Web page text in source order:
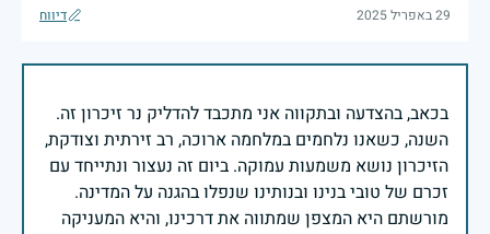
29 באפריל 2025 דיווח
בכאב, בהצדעה ובתקווה אני מתכבד להדליק נר זיכרון זה.
השנה, כשאנו נלחמים במלחמה ארוכה, רב זירתית וצודקת,
הזיכרון נושא משמעות עמוקה. ביום זה נעצור ונתייחד עם
זכרם של טובי בנינו ובנותינו שנפלו בהגנה על המדינה.
מורשתם היא המצפן שמתווה את דרכינו, והיא המעניקה